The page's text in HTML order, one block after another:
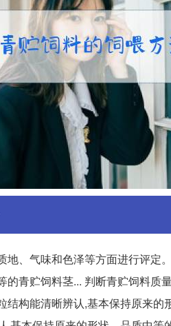
地、气味和色泽等方面进行评
的青贮饲料茎... 判断青贮饲料
结构能清晰辨认,基本保持原来